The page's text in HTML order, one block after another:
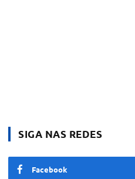
SIGA NAS REDES
Facebook